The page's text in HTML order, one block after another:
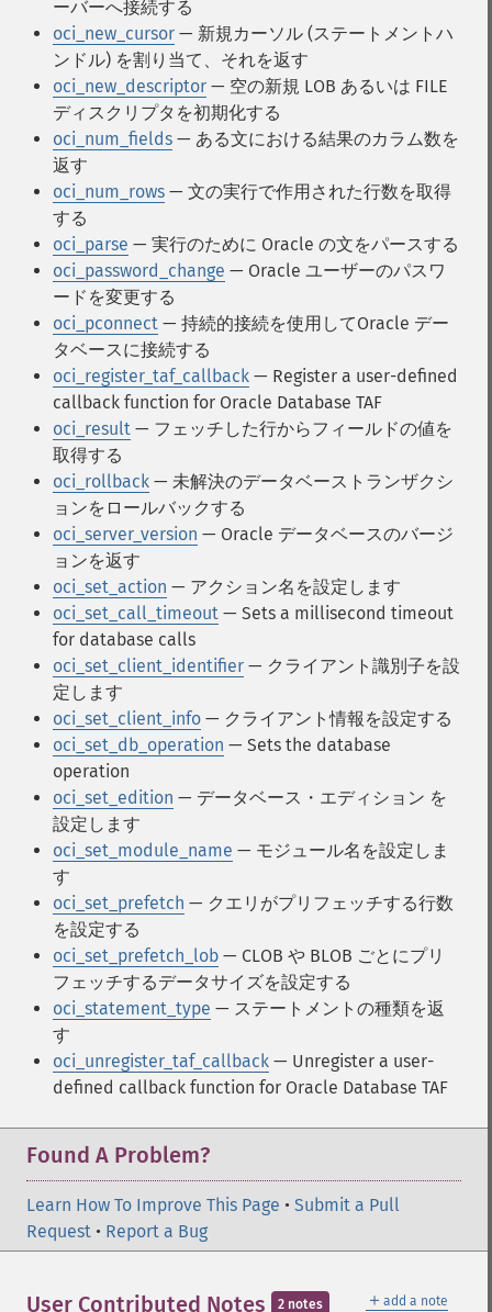
ーバーへ接続する
oci_new_cursor — 新規カーソル (ステートメントハ
ンドル) を割り当て、それを返す
oci_new_descriptor — 空の新規 LOB あるいは FILE
ディスクリプタを初期化する
oci_num_fields — ある文における結果のカラム数を
返す
oci_num_rows — 文の実行で作用された行数を取得
する
oci_parse — 実行のために Oracle の文をパースする
oci_password_change — Oracle ユーザーのパスワ
ードを変更する
oci_pconnect — 持続的接続を使用してOracle デー
タベースに接続する
oci_register_taf_callback — Register a user-defined
callback function for Oracle Database TAF
oci_result — フェッチした行からフィールドの値を
取得する
oci_rollback — 未解決のデータベーストランザクシ
ョンをロールバックする
oci_server_version — Oracle データベースのバージ
ョンを返す
oci_set_action — アクション名を設定します
oci_set_call_timeout — Sets a millisecond timeout
for database calls
oci_set_client_identifier — クライアント識別子を設
定します
oci_set_client_info — クライアント情報を設定する
oci_set_db_operation — Sets the database
operation
oci_set_edition — データベース・エディション を
設定します
oci_set_module_name — モジュール名を設定しま
す
oci_set_prefetch — クエリがプリフェッチする行数
を設定する
oci_set_prefetch_lob — CLOB や BLOB ごとにプリ
フェッチするデータサイズを設定する
oci_statement_type — ステートメントの種類を返
す
oci_unregister_taf_callback — Unregister a user-
defined callback function for Oracle Database TAF
Found A Problem?
Learn How To Improve This Page • Submit a Pull
Request • Report a Bug
＋ add a note
User Contributed Notes 2 notes